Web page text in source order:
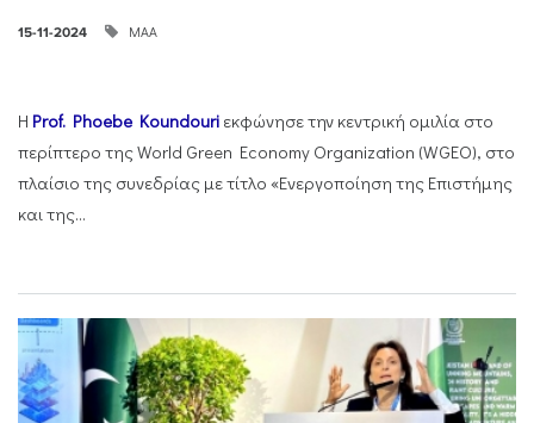
15-11-2024 ΜΑΑ
Η Prof. Phoebe Koundouri εκφώνησε την κεντρική ομιλία στο
περίπτερο της World Green Economy Organization (WGEO), στο
πλαίσιο της συνεδρίας με τίτλο «Ενεργοποίηση της Επιστήμης
και της...